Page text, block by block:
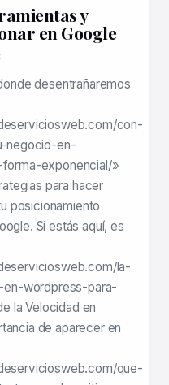
y
en Google
desentrañaremos
con-
negocio-en-
exponencial/»
para hacer
posicionamiento
Si estás aquí, es
la-
wordpress-para-
la Velocidad en
de aparecer en
que-